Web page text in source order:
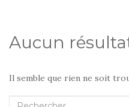
Aucun
Il semble que rien ne soit
Recherche :